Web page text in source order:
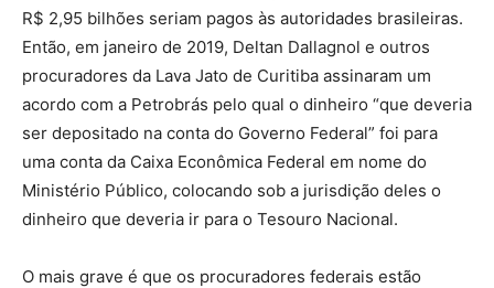
R$ 2,95 bilhões seriam pagos às autoridades brasileiras.
Então, em janeiro de 2019, Deltan Dallagnol e outros
procuradores da Lava Jato de Curitiba assinaram um
acordo com a Petrobrás pelo qual o dinheiro “que deveria
ser depositado na conta do Governo Federal” foi para
uma conta da Caixa Econômica Federal em nome do
Ministério Público, colocando sob a jurisdição deles o
dinheiro que deveria ir para o Tesouro Nacional.
O mais grave é que os procuradores federais estão